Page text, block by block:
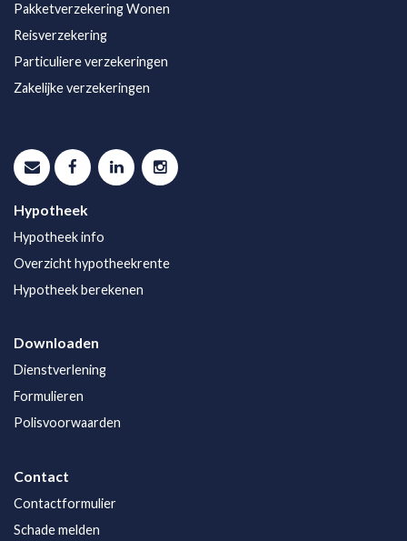
Pakketverzekering Wonen
Reisverzekering
Particuliere verzekeringen
Zakelijke verzekeringen
Hypotheek
Hypotheek info
Overzicht hypotheekrente
Hypotheek berekenen
Downloaden
Dienstverlening
Formulieren
Polisvoorwaarden
Contact
Contactformulier
Schade melden